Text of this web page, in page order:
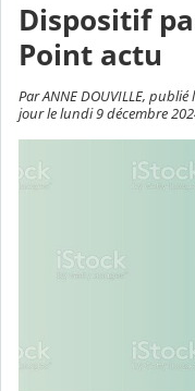
Dispositif
Point actu
Par ANNE DOUVILLE,
jour le lundi 9 décembre